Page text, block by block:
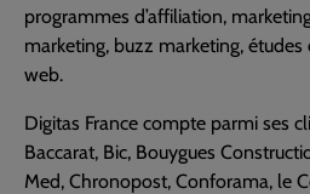
programmes d’affiliation,
marketing, buzz marketing,
web.
Digitas France compte parmi ses
Baccarat, Bic, Bouygues
Med, Chronopost, Conforama, le